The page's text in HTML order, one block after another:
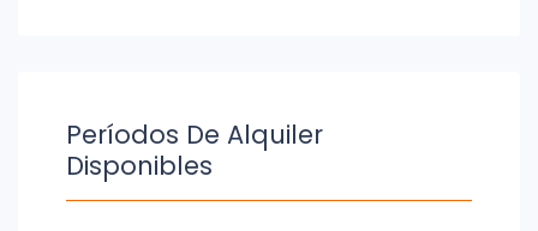
Períodos De Alquiler
Disponibles